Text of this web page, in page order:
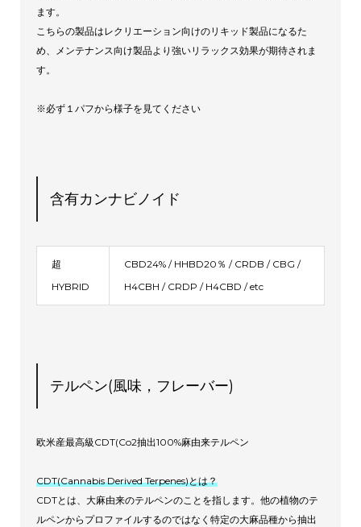
ます。
こちらの製品はレクリエーション向けのリキッド製品になるた
め、メンテナンス向け製品より強いリラックス効果が期待されま
す。
※必ず１パフから様子を見てください
含有カンナビノイド
超
HYBRID
CBD24% / HHBD20％ / CRDB / CBG /
H4CBH / CRDP / H4CBD / etc
テルペン(風味，フレーバー)
欧米産最高級CDT(Co2抽出100%麻由来テルペン
CDT(Cannabis Derived Terpenes)とは？
CDTとは、大麻由来のテルペンのことを指します。他の植物のテ
ルペンからプロファイルするのではなく特定の大麻品種から抽出